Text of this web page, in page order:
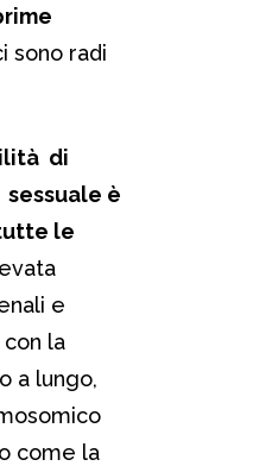
sono radi
di
è
le
e
la
a lungo,
come la